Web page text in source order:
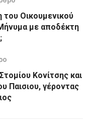
Οικουμενικού
με αποδέκτη
Κονίτσης και
Παισιου, γέροντας